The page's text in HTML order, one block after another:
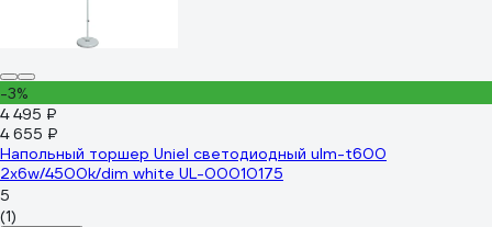
-3%
4 495 ₽
4 655 ₽
Напольный торшер Uniel светодиодный ulm-t600
2x6w/4500k/dim white UL-00010175
5
(1)